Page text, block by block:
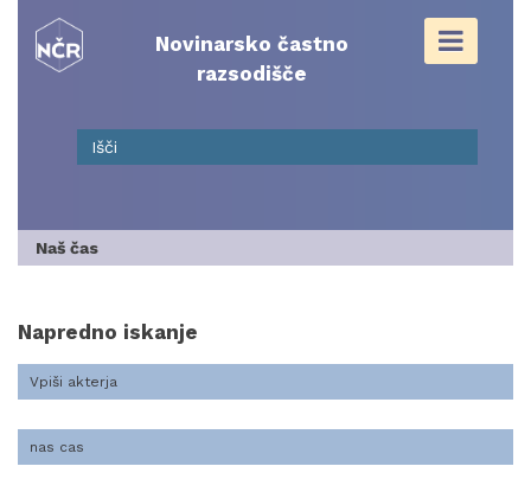
content
Novinarsko častno
razsodišče
Naš čas
Napredno iskanje